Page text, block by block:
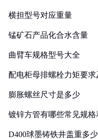
横担型号对应重量
锰矿石产品化合水含量
曲臂车规格型号大全
配电柜母排螺栓力矩要
膨胀螺丝尺寸是多少
镀锌方管有哪些常见规格
D400球墨铸铁井盖重多少